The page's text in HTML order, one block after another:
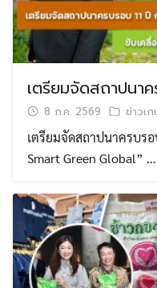
เตรียมจัดสถาปนา
8 ก.ค. 2569 ข่าวเ
เตรียมจัดสถาปนาครบร
Smart Green Global” …